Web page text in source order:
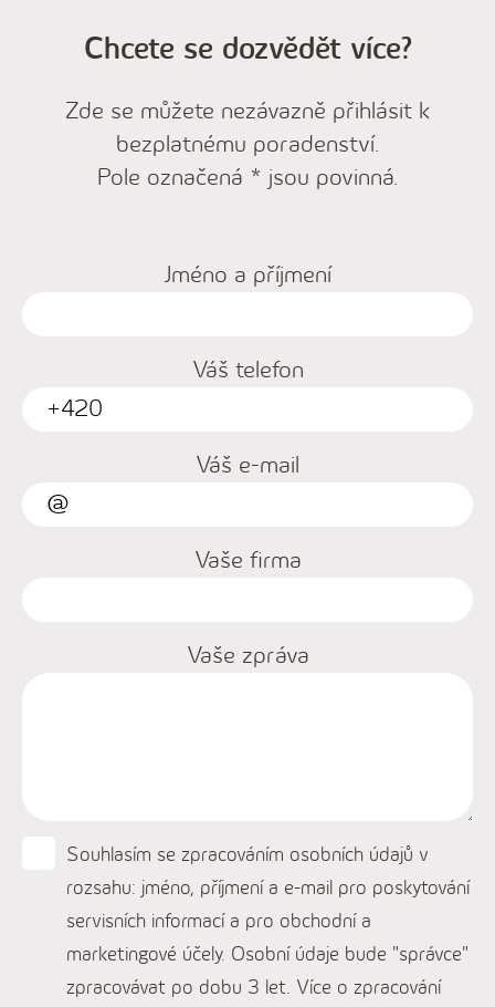
Chcete se dozvědět více?
Zde se můžete nezávazně přihlásit k
bezplatnému poradenství.
Pole označená * jsou povinná.
Jméno a příjmení
Váš telefon
Váš e-mail
Vaše firma
Vaše zpráva
Souhlasím se zpracováním osobních údajů v
rozsahu: jméno, příjmení a e-mail pro poskytování
servisních informací a pro obchodní a
marketingové účely. Osobní údaje bude "správce"
zpracovávat po dobu 3 let. Více o zpracování